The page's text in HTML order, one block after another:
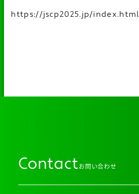
https://jscp2025.jp/index.html
Contactお問い合わせ